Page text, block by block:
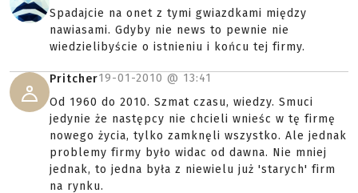
Spadajcie na onet z tymi gwiazdkami między
nawiasami. Gdyby nie news to pewnie nie
wiedzielibyście o istnieniu i końcu tej firmy.
Pritcher19-01-2010 @ 13:41
Od 1960 do 2010. Szmat czasu, wiedzy. Smuci
jedynie że następcy nie chcieli wnieśc w tę firmę
nowego życia, tylko zamknęli wszystko. Ale jednak
problemy firmy było widac od dawna. Nie mniej
jednak, to jedna była z niewielu już 'starych' firm
na rynku.